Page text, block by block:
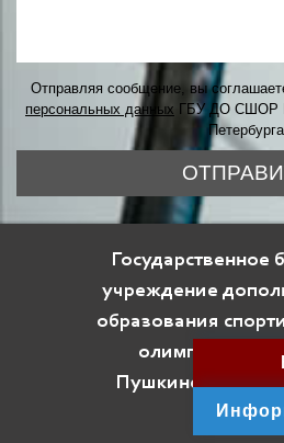
Отправляя сообщение, вы
персональных данных ГБУ ДО СШОР
Петербурга
Государственное
учреждение
образования
олимпийского
Пушкинского